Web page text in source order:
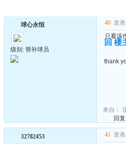
球心永恒
级别: 替补球员
40 发表
只看该
回 楼
thank
来自：
回复
32782453 41 发表